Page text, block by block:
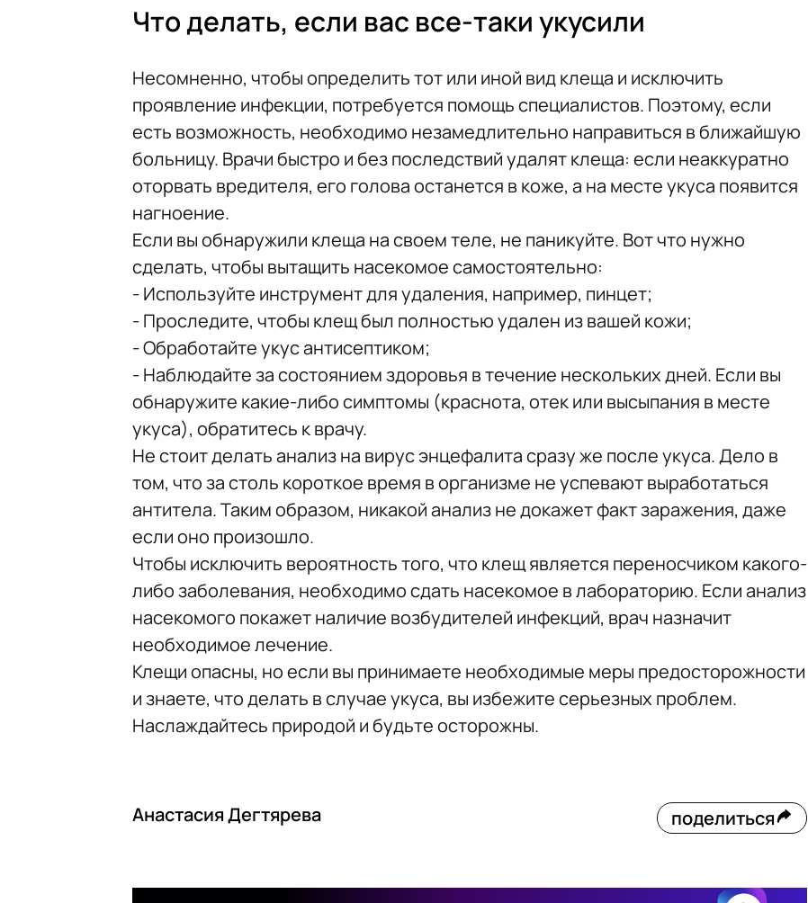
Что делать, если вас все-таки укусили
Несомненно, чтобы определить тот или иной вид клеща и исключить
проявление инфекции, потребуется помощь специалистов. Поэтому, если
есть возможность, необходимо незамедлительно направиться в ближайшую
больницу. Врачи быстро и без последствий удалят клеща: если неаккуратно
оторвать вредителя, его голова останется в коже, а на месте укуса появится
нагноение.
Если вы обнаружили клеща на своем теле, не паникуйте. Вот что нужно
сделать, чтобы вытащить насекомое самостоятельно:
- Используйте инструмент для удаления, например, пинцет;
- Проследите, чтобы клещ был полностью удален из вашей кожи;
- Обработайте укус антисептиком;
- Наблюдайте за состоянием здоровья в течение нескольких дней. Если вы
обнаружите какие-либо симптомы (краснота, отек или высыпания в месте
укуса), обратитесь к врачу.
Не стоит делать анализ на вирус энцефалита сразу же после укуса. Дело в
том, что за столь короткое время в организме не успевают выработаться
антитела. Таким образом, никакой анализ не докажет факт заражения, даже
если оно произошло.
Чтобы исключить вероятность того, что клещ является переносчиком какого-
либо заболевания, необходимо сдать насекомое в лабораторию. Если анализ
насекомого покажет наличие возбудителей инфекций, врач назначит
необходимое лечение.
Клещи опасны, но если вы принимаете необходимые меры предосторожности
и знаете, что делать в случае укуса, вы избежите серьезных проблем.
Наслаждайтесь природой и будьте осторожны.
Анастасия Дегтярева поделиться